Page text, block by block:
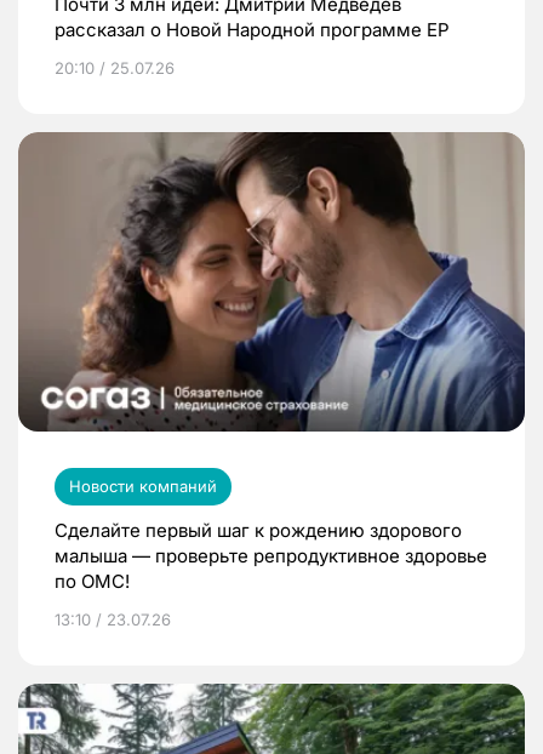
рассказал о Новой Народной программе ЕР
20:10 / 25.07.26
Новости компаний
Сделайте первый шаг к рождению здорового
малыша — проверьте репродуктивное здоровье
по ОМС!
13:10 / 23.07.26